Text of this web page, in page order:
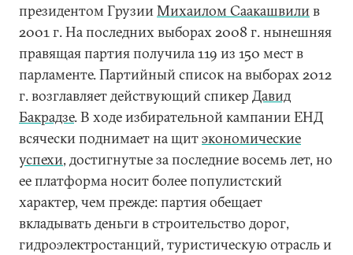
президентом ГрузииМихаилом Саакашвилив
2001 г. На последних выборах 2008 г. нынешняя
правящая партия получила 119 из 150 мест в
парламенте. Партийный список на выборах 2012
г. возглавляет действующий спикер Давид
Бакрадзе. В ходе избирательной кампании ЕНД
всячески поднимает на щитэкономические
успехи, достигнутые за последние восемь лет, но
ее платформа носит более популистский
характер, чем прежде: партия обещает
вкладывать деньги в строительство дорог,
гидроэлектростанций, туристическую отрасль и